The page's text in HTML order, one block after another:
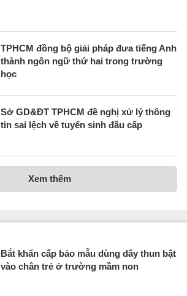
TPHCM đồng bộ giải pháp đưa tiếng Anh
thành ngôn ngữ thứ hai trong trường
học
Sở GD&ĐT TPHCM đề nghị xử lý thông
tin sai lệch về tuyển sinh đầu cấp
Xem thêm
Bắt khẩn cấp bảo mẫu dùng dây thun bật
vào chân trẻ ở trường mầm non